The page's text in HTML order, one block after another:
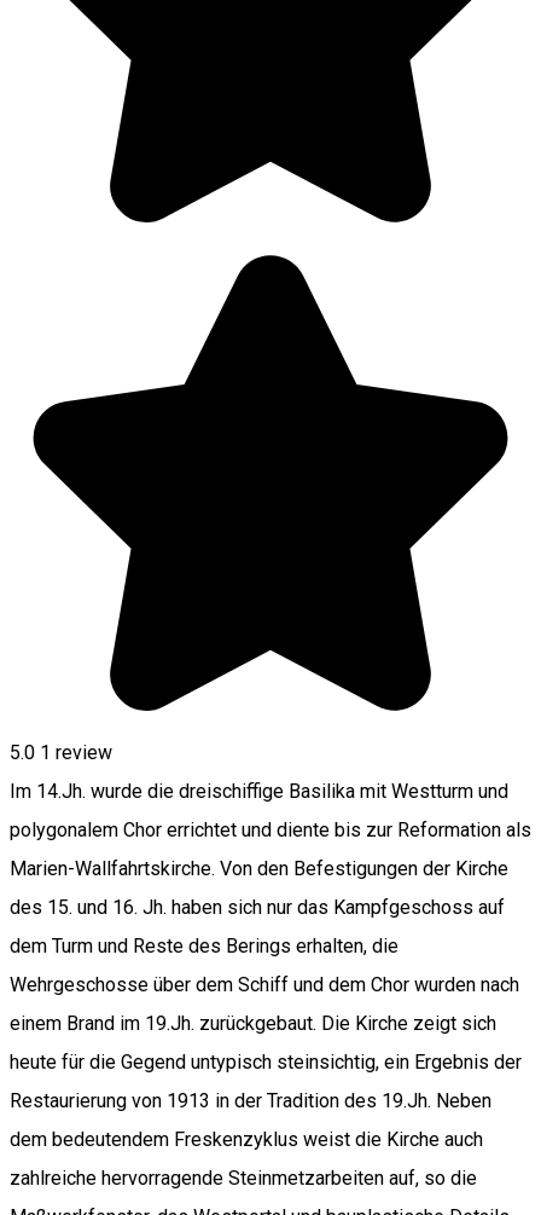
5.0 1 review
Im 14.Jh. wurde die dreischiffige Basilika mit Westturm und
polygonalem Chor errichtet und diente bis zur Reformation als
Marien-Wallfahrtskirche. Von den Befestigungen der Kirche
des 15. und 16. Jh. haben sich nur das Kampfgeschoss auf
dem Turm und Reste des Berings erhalten, die
Wehrgeschosse über dem Schiff und dem Chor wurden nach
einem Brand im 19.Jh. zurückgebaut. Die Kirche zeigt sich
heute für die Gegend untypisch steinsichtig, ein Ergebnis der
Restaurierung von 1913 in der Tradition des 19.Jh. Neben
dem bedeutendem Freskenzyklus weist die Kirche auch
zahlreiche hervorragende Steinmetzarbeiten auf, so die